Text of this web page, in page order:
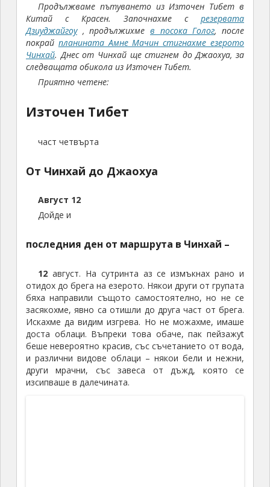
Продължваме пътуването из Източен Тибет в
Китай с Красен. Започнaхме срезервата
Дзиуджайгоу, продължихме в посока Голог, после
покрай планината Амне Мачин стигнахме езерото
Чинхай. Днес от Чинхай ще стигнем до Джаохуа, за
следващата обикола из Източен Тибет.
Приятно четене:
Източен Тибет
част четвърта
От Чинхай до Джаохуа
Август 12
Дойде и
последния ден от маршрута в Чинхай –
12август. На сутринта аз се измъкнах рано и
отидох до брега на езерото. Някои други от групата
бяха направили същото самостоятелно, но не се
засякохме, явно са отишли до друга част от брега.
Искахме да видим изгрева. Но не можахме, имаше
доста облаци. Въпреки това обаче, пак пейзажyt
беше невероятно красив, със съчетанието от вода,
и различни видове облаци – някои бели и нежни,
други мрачни, със завеса от дъжд, която се
изсипваше в далечината.